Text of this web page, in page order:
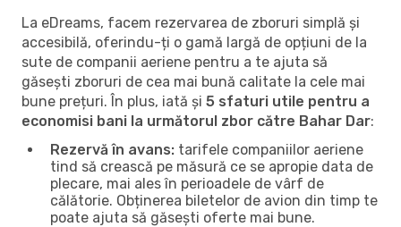
La eDreams, facem rezervarea de zboruri simplă și
accesibilă, oferindu-ți o gamă largă de opțiuni de la
sute de companii aeriene pentru a te ajuta să
găsești zboruri de cea mai bună calitate la cele mai
bune prețuri. În plus, iată și 5 sfaturi utile pentru a
economisi bani la următorul zbor către Bahar Dar:
Rezervă în avans: tarifele companiilor aeriene
tind să crească pe măsură ce se apropie data de
plecare, mai ales în perioadele de vârf de
călătorie. Obținerea biletelor de avion din timp te
poate ajuta să găsești oferte mai bune.